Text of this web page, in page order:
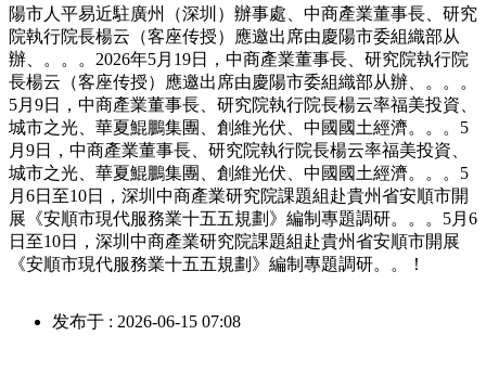
陽市人平易近駐廣州（深圳）辦事處、中商產業董事長、研究
院執行院長楊云（客座传授）應邀出席由慶陽市委組織部从
辦、。。。2026年5月19日，中商產業董事長、研究院執行院
長楊云（客座传授）應邀出席由慶陽市委組織部从辦、。。。
5月9日，中商產業董事長、研究院執行院長楊云率福美投資、
城市之光、華夏鯤鵬集團、創維光伏、中國國土經濟。。。5
月9日，中商產業董事長、研究院執行院長楊云率福美投資、
城市之光、華夏鯤鵬集團、創維光伏、中國國土經濟。。。5
月6日至10日，深圳中商產業研究院課題組赴貴州省安順市開
展《安順市現代服務業十五五規劃》編制專題調研。。。5月6
日至10日，深圳中商產業研究院課題組赴貴州省安順市開展
《安順市現代服務業十五五規劃》編制專題調研。。！
发布于 : 2026-06-15 07:08